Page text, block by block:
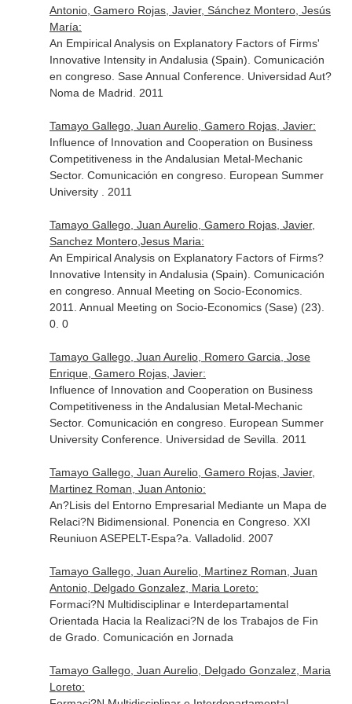
Antonio, Gamero Rojas, Javier, Sánchez Montero, Jesús
María:
An Empirical Analysis on Explanatory Factors of Firms'
Innovative Intensity in Andalusia (Spain). Comunicación
en congreso. Sase Annual Conference. Universidad Aut?
Noma de Madrid. 2011
Tamayo Gallego, Juan Aurelio, Gamero Rojas, Javier:
Influence of Innovation and Cooperation on Business
Competitiveness in the Andalusian Metal-Mechanic
Sector. Comunicación en congreso. European Summer
University . 2011
Tamayo Gallego, Juan Aurelio, Gamero Rojas, Javier,
Sanchez Montero,Jesus Maria:
An Empirical Analysis on Explanatory Factors of Firms?
Innovative Intensity in Andalusia (Spain). Comunicación
en congreso. Annual Meeting on Socio-Economics.
2011. Annual Meeting on Socio-Economics (Sase) (23).
0. 0
Tamayo Gallego, Juan Aurelio, Romero Garcia, Jose
Enrique, Gamero Rojas, Javier:
Influence of Innovation and Cooperation on Business
Competitiveness in the Andalusian Metal-Mechanic
Sector. Comunicación en congreso. European Summer
University Conference. Universidad de Sevilla. 2011
Tamayo Gallego, Juan Aurelio, Gamero Rojas, Javier,
Martinez Roman, Juan Antonio:
An?Lisis del Entorno Empresarial Mediante un Mapa de
Relaci?N Bidimensional. Ponencia en Congreso. XXI
Reuniuon ASEPELT-Espa?a. Valladolid. 2007
Tamayo Gallego, Juan Aurelio, Martinez Roman, Juan
Antonio, Delgado Gonzalez, Maria Loreto:
Formaci?N Multidisciplinar e Interdepartamental
Orientada Hacia la Realizaci?N de los Trabajos de Fin
de Grado. Comunicación en Jornada
Tamayo Gallego, Juan Aurelio, Delgado Gonzalez, Maria
Loreto: